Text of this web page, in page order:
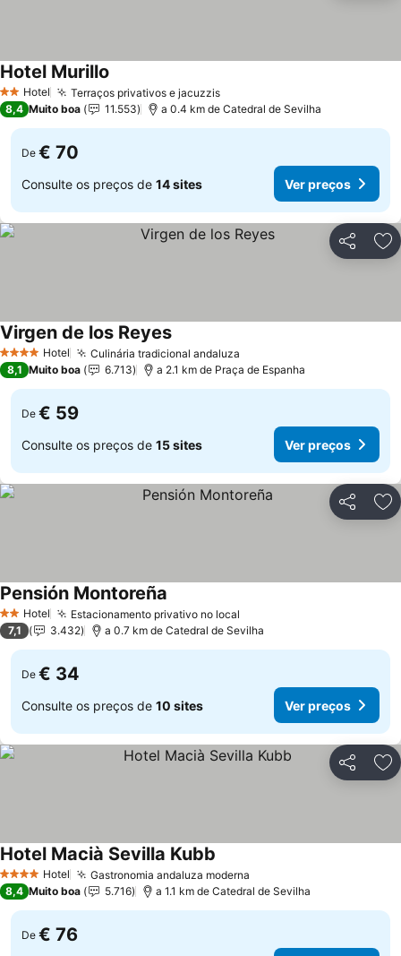
2 Estrelas
Hotel Terraços privativos e jacuzzis
Hotel Murillo
8,4 Muito boa 11.553 a 0.4 km de Catedral de Sevilha
De € 70
Consulte os preços de 14 sites Ver preços
Partilhar
4 EstrelasHotel Culinária tradicional andaluza
Virgen de los Reyes
8,1 Muito boa 6.713 a 2.1 km de Praça de Espanha
De € 59
Consulte os preços de 15 sites Ver preços
Partilhar
2 Estrelas
Hotel Estacionamento privativo no local
Pensión Montoreña
7,1 3.432 a 0.7 km de Catedral de Sevilha
De € 34
Consulte os preços de 10 sites Ver preços
Partilhar
4 EstrelasHotel Gastronomia andaluza moderna
Hotel Macià Sevilla Kubb
8,4 Muito boa 5.716 a 1.1 km de Catedral de Sevilha
De € 76